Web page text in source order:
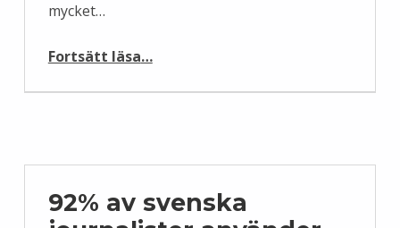
mycket…
Fortsätt läsa…
92% av svenska